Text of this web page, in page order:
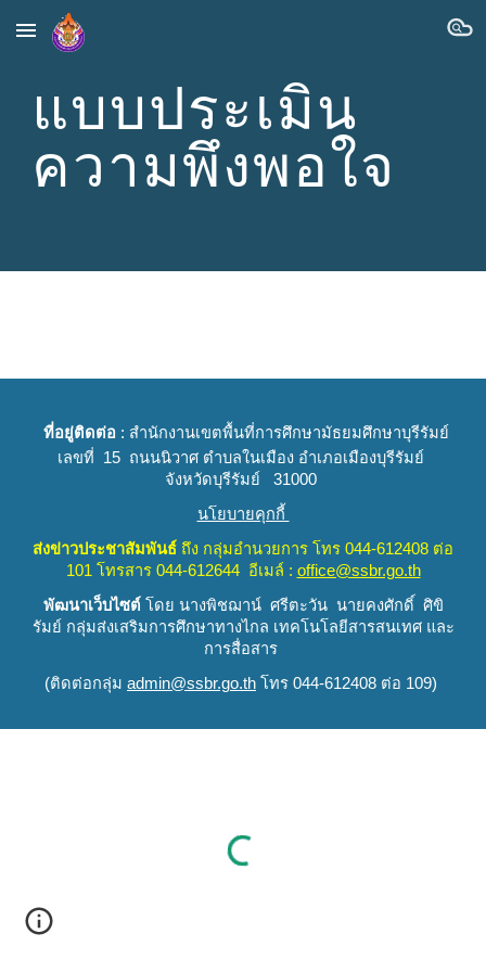
Skip to main content Skip to navigation
แบบประเมิน
ความพึงพอใจ
ที่อยู่ติดต่อ : สำนักงานเขตพื้นที่การศึกษามัธยมศึกษาบุรีรัมย์
เลขที่ 15 ถนนนิวาศ ตำบลในเมือง อำเภอเมืองบุรีรัมย์
จังหวัดบุรีรัมย์ 31000
นโยบายคุกกี้
ส่งข่าวประชาสัมพันธ์ ถึง กลุ่มอำนวยการ โทร 044-612408 ต่อ
101 โทรสาร 044-612644 อีเมล์ : office@ssbr.go.th
พัฒนาเว็บไซต์ โดย นางพิชฌาน์ ศรีตะวัน นายคงศักดิ์ ศิขิ
รัมย์ กลุ่มส่งเสริมการศึกษาทางไกล เทคโนโลยีสารสนเทศ และ
การสื่อสาร
(ติดต่อกลุ่ม admin@ssbr.go.th โทร 044-612408 ต่อ 109)